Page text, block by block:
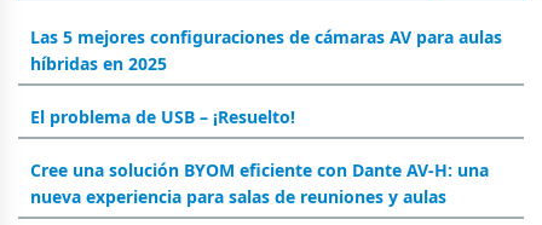
Las 5 mejores configuraciones de cámaras AV para aulas
híbridas en 2025
El problema de USB – ¡Resuelto!
Cree una solución BYOM eficiente con Dante AV-H: una
nueva experiencia para salas de reuniones y aulas